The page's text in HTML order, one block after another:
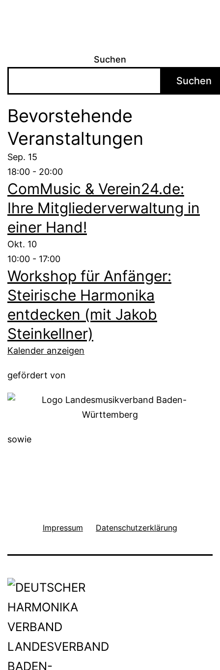
Suchen
Suchen
Bevorstehende
Veranstaltungen
Sep. 15
18:00 - 20:00
ComMusic & Verein24.de:
Ihre Mitgliederverwaltung in
einer Hand!
Okt. 10
10:00 - 17:00
Workshop für Anfänger:
Steirische Harmonika
entdecken (mit Jakob
Steinkellner)
Kalender anzeigen
gefördert von
sowie
Impressum Datenschutzerklärung